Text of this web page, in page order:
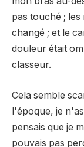
pas touché ;
changé ; et le
douleur était
classeur.
Cela semble
l'époque, je
pensais que je
pouvais pas